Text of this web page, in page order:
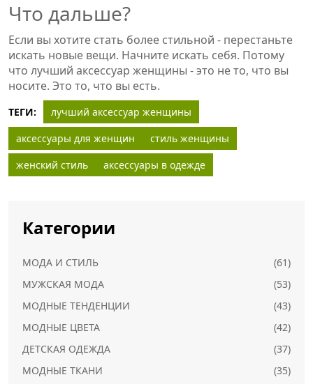
Что дальше?
Если вы хотите стать более стильной - перестаньте
искать новые вещи. Начните искать себя. Потому
что лучший аксессуар женщины - это не то, что вы
носите. Это то, что вы есть.
ТЕГИ:
лучший аксессуар женщины
аксессуары для женщин
стиль женщины
женский стиль
аксессуары в одежде
Категории
МОДА И СТИЛЬ
(61)
МУЖСКАЯ МОДА
(53)
МОДНЫЕ ТЕНДЕНЦИИ
(43)
МОДНЫЕ ЦВЕТА
(42)
ДЕТСКАЯ ОДЕЖДА
(37)
МОДНЫЕ ТКАНИ
(35)